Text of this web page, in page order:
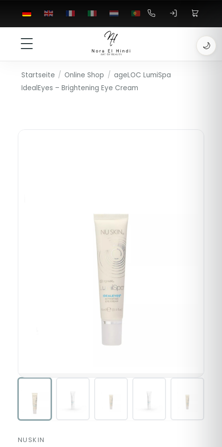
Startseite / Online Shop / ageLOC LumiSpa
IdealEyes – Brightening Eye Cream
NUSKIN
🌙